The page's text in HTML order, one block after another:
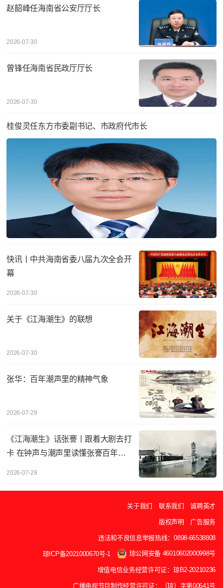
赵韶峰任海南省公安厅厅长
2026-07-30
曾锋任海南省民政厅厅长
2026-07-30
桂俊灵任东方市委副书记、市政府代市长
快讯丨中共海南省委八届九次全会开
幕
2026-07-30
关于《江海潮生》的联想
2026-07-30
张华：百年潮声里的精神气象
2026-07-29
《江海潮生》话张謇丨‌跟着大剧去打
卡 在钟声与潮声里读懂张謇百年实
2026-07-29
关于我们 联系我们 诚聘英才
版权声明 广告服务
违法和不良信息举报热线：0898-66538808
琼ICP备2021000670号-1 琼公网安备 46010602000998号
增值电信业务经营许可证：琼B2-20210236
广播电视节目制作经营许可证：（琼）字第00641号